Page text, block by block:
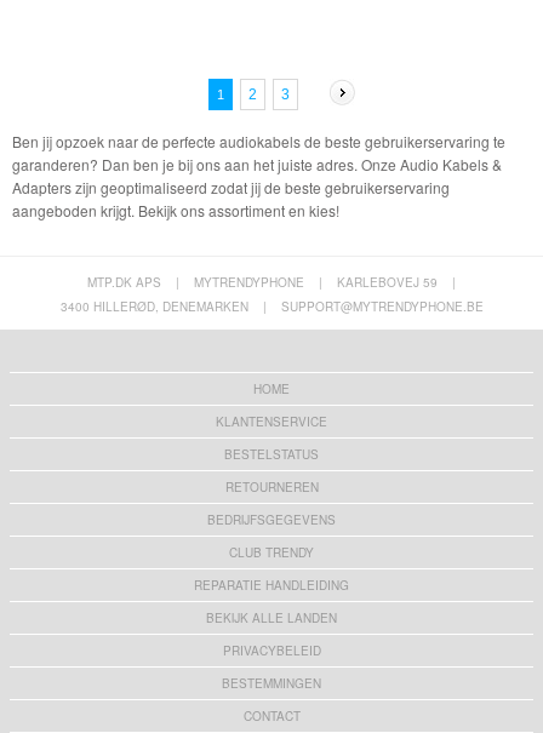
1 2 3
Ben jij opzoek naar de perfecte audiokabels de beste gebruikerservaring te
garanderen? Dan ben je bij ons aan het juiste adres. Onze Audio Kabels &
Adapters zijn geoptimaliseerd zodat jij de beste gebruikerservaring
aangeboden krijgt. Bekijk ons assortiment en kies!
MTP.DK APS | MYTRENDYPHONE | KARLEBOVEJ 59
|
3400 HILLERØD, DENEMARKEN
| SUPPORT@MYTRENDYPHONE.BE
HOME
KLANTENSERVICE
BESTELSTATUS
RETOURNEREN
BEDRIJFSGEGEVENS
CLUB TRENDY
REPARATIE HANDLEIDING
BEKIJK ALLE LANDEN
PRIVACYBELEID
BESTEMMINGEN
CONTACT